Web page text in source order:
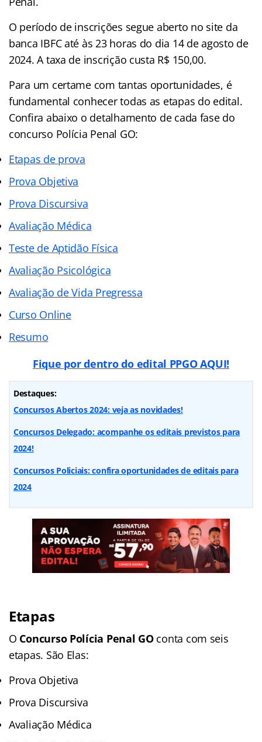
O período de inscrições segue aberto no site da
banca IBFC até às 23 horas do dia 14 de agosto de
2024. A taxa de inscrição custa R$ 150,00.
Para um certame com tantas oportunidades, é
fundamental conhecer todas as etapas do edital.
Confira abaixo o detalhamento de cada fase do
concurso Polícia Penal GO:
Etapas de prova
Prova Objetiva
Prova Discursiva
Avaliação Médica
Teste de Aptidão Física
Avaliação Psicológica
Avaliação de Vida Pregressa
Curso Online
Resumo
Fique por dentro do edital PPGO AQUI!
Destaques:
Concursos Abertos 2024: veja as novidades!
Concursos Delegado: acompanhe os editais previstos para
2024!
Concursos Policiais: confira oportunidades de editais para
2024
Etapas
O Concurso Polícia Penal GO conta com seis
etapas. São Elas:
Prova Objetiva
Prova Discursiva
Avaliação Médica